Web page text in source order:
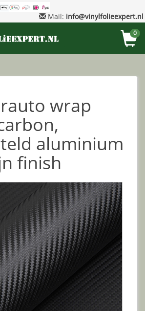
Mail: info@vinylfolieexpert.nl
0
wrap
aluminium
finish